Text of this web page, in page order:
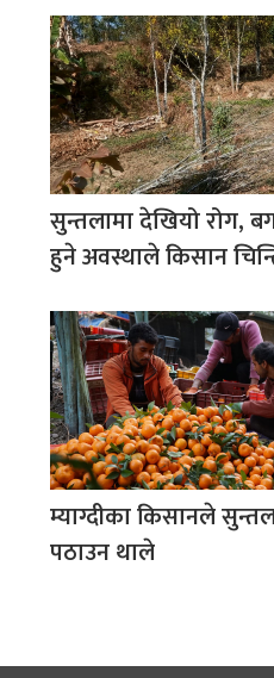
सुन्तलामा देखियो रोग,
हुने अवस्थाले किसान
म्याग्दीका किसानले
पठाउन थाले